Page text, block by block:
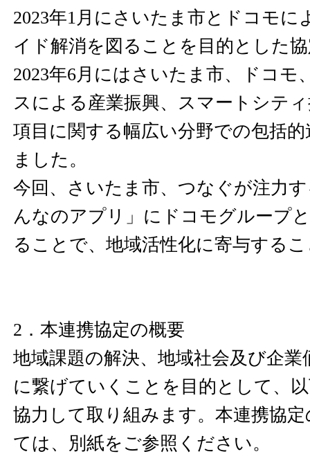
2023年1月にさいたま市とドコモに
イド解消を図ることを目的とした
2023年6月にはさいたま市、ドコモ
スによる産業振興、スマートシテ
項目に関する幅広い分野での包括
ました。
今回、さいたま市、つなぐが注力
んなのアプリ」にドコモグループ
ることで、地域活性化に寄与する
2．本連携協定の概要
地域課題の解決、地域社会及び企業
に繋げていくことを目的として、
協力して取り組みます。本連携協
ては、別紙をご参照ください。